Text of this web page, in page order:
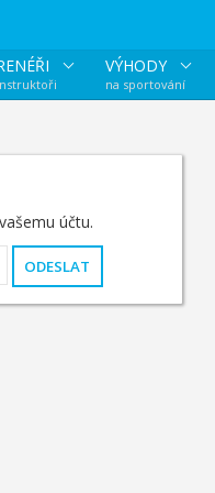
VÝHODY
na sportování
účtu.